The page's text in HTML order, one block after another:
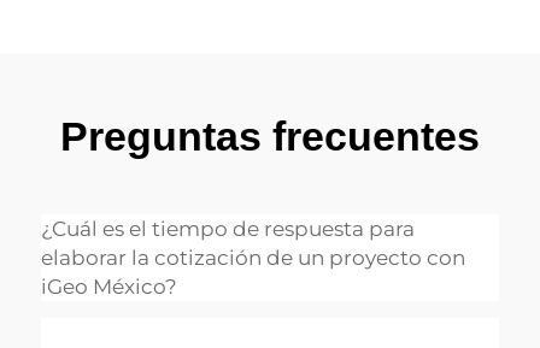
Preguntas frecuentes
¿Cuál es el tiempo de respuesta para
elaborar la cotización de un proyecto con
iGeo México?